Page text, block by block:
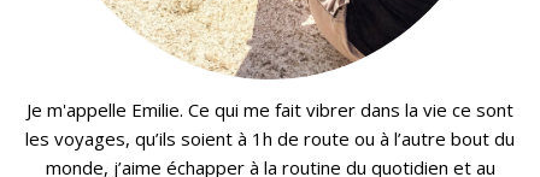
Je m'appelle Emilie. Ce qui me fait vibrer dans la vie ce sont
les voyages, qu’ils soient à 1h de route ou à l’autre bout du
monde, j’aime échapper à la routine du quotidien et au